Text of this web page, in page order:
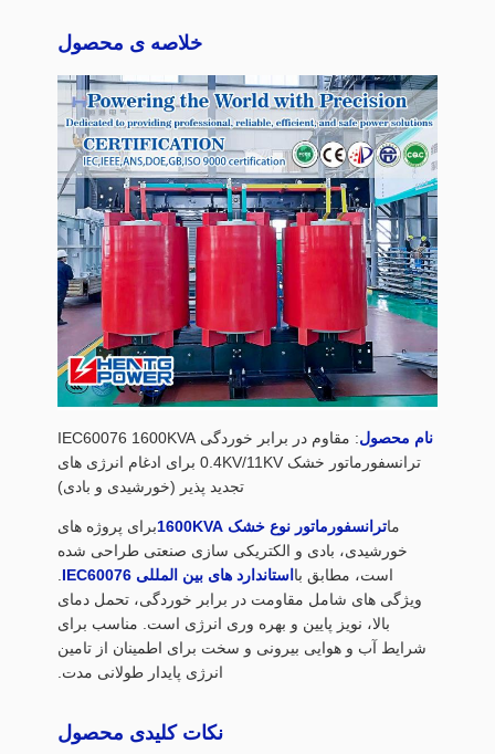
خلاصه ی محصول
نام محصول
: مقاوم در برابر خوردگی IEC60076 1600KVA
ترانسفورماتور خشک 0.4KV/11KV برای ادغام انرژی های
تجدید پذیر (خورشیدی و بادی)
ماترانسفورماتور نوع خشک 1600KVA
برای پروژه های
خورشیدی، بادی و الکتریکی سازی صنعتی طراحی شده
است، مطابق بااستاندارد های بین المللی IEC60076
ویژگی های شامل مقاومت در برابر خوردگی، تحمل دمای
بالا، نویز پایین و بهره وری انرژی است. مناسب برای
شرایط آب و هوایی بیرونی و سخت برای اطمینان از تامین
انرژی پایدار طولانی مدت.
نکات کلیدی محصول